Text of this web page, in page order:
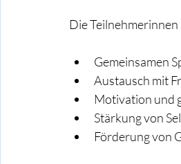
Die
Gemeinsamen
Austausch mit
Motivation und
Stärkung von
Förderung von